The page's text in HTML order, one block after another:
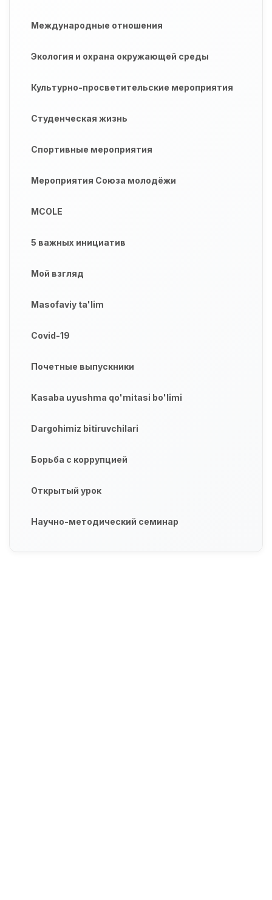
Международные отношения
Экология и охрана окружающей среды
Культурно-просветительские мероприятия
Студенческая жизнь
Спортивные мероприятия
Мероприятия Союза молодёжи
MCOLE
5 важных инициатив
Мой взгляд
Masofaviy ta'lim
Covid-19
Почетные выпускники
Kasaba uyushma qo'mitasi bo'limi
Dargohimiz bitiruvchilari
Борьба с коррупцией
Открытый урок
Научно-методический семинар